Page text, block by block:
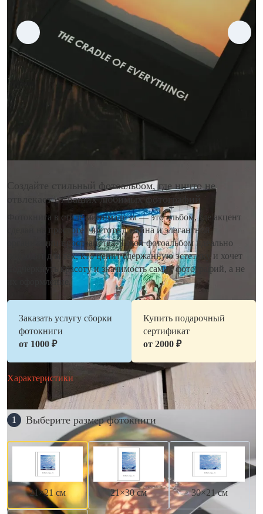
Создайте стильный фотоальбом, где ничто не
отвлекает от ваших любимых фотографий
Фотокнига в стиле минимализм — это альбом, где акцент
сделан на простоте, чистоте дизайна и элегантной
организации пространства. Такой фотоальбом идеально
подходит для тех, кто ценит сдержанную эстетику и хочет
подчеркнуть красоту и значимость самих фотографий, а не
их оформление.
Заказать услугу сборки
фотокниги
от 1000 ₽
Купить подарочный
сертификат
от 2000 ₽
Характеристики
1 Выберите размер фотокниги
21×21 см 21×30 см 30×21 см